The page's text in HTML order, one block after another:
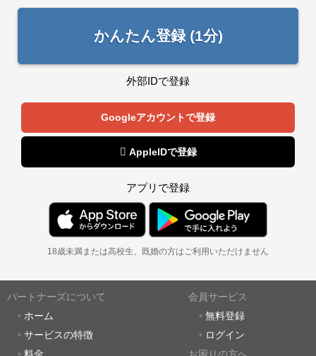
かんたん登録 (1分)
外部IDで登録
Googleアカウントで登録
 AppleIDで登録
アプリで登録
18歳未満または高校生、既婚の方はご利用いただけません
パートナーズについて
ホーム
サービスの特徴
会員サービス
無料登録
ログイン